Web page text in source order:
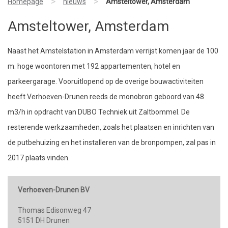
Amsteltower, Amsterdam
Naast het Amstelstation in Amsterdam verrijst komen jaar de 100
m. hoge woontoren met 192 appartementen, hotel en
parkeergarage. Vooruitlopend op de overige bouwactiviteiten
heeft Verhoeven-Drunen reeds de monobron geboord van 48
m3/h in opdracht van DUBO Techniek uit Zaltbommel. De
resterende werkzaamheden, zoals het plaatsen en inrichten van
de putbehuizing en het installeren van de bronpompen, zal pas in
2017 plaats vinden.
Verhoeven-Drunen BV
Thomas Edisonweg 47
5151 DH Drunen